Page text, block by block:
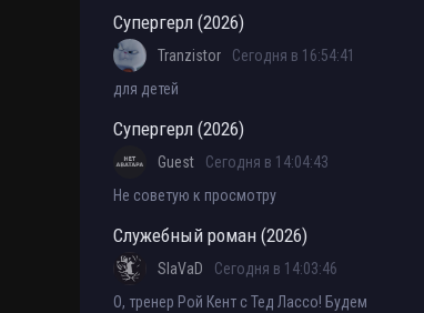
Супергерл (2026)
Tranzistor
Сегодня в 16:54:41
для детей
Супергерл (2026)
Guest
Сегодня в 14:04:43
Не советую к просмотру
Служебный роман (2026)
SlaVaD
Сегодня в 14:03:46
О, тренер Рой Кент с Тед Лассо! Будем